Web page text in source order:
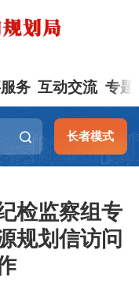
务 互动交流 专题
长者模式
检监察组专
规划信访问